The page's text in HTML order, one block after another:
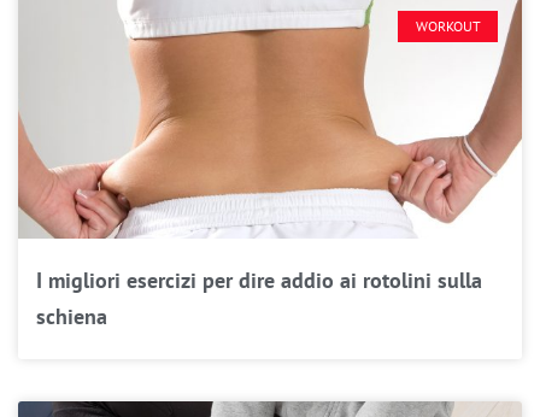
WORKOUT
I migliori esercizi per dire addio ai rotolini sulla
schiena